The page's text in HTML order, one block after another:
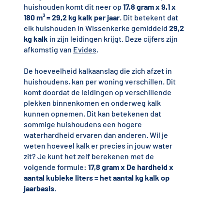
huishouden komt dit neer op 17,8 gram x 9,1 x
180 m³ = 29,2 kg kalk per jaar. Dit betekent dat
elk huishouden in Wissenkerke gemiddeld 29,2
kg kalk in zijn leidingen krijgt. Deze cijfers zijn
afkomstig van Evides.
De hoeveelheid kalkaanslag die zich afzet in
huishoudens, kan per woning verschillen. Dit
komt doordat de leidingen op verschillende
plekken binnenkomen en onderweg kalk
kunnen opnemen. Dit kan betekenen dat
sommige huishoudens een hogere
waterhardheid ervaren dan anderen. Wil je
weten hoeveel kalk er precies in jouw water
zit? Je kunt het zelf berekenen met de
volgende formule: 17,8 gram x De hardheid x
aantal kubieke liters = het aantal kg kalk op
jaarbasis.